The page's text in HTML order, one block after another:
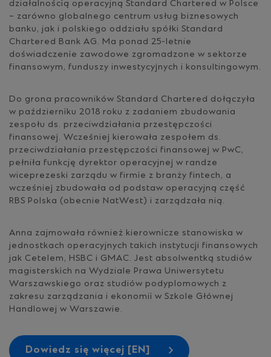
działalnością operacyjną Standard Chartered w Polsce
– zarówno globalnego centrum usług biznesowych
banku, jak i polskiego oddziału spółki Standard
Chartered Bank AG. Ma ponad 25-letnie
doświadczenie zawodowe zgromadzone w sektorze
finansowym, funduszy inwestycyjnych i konsultingowym.
Do grona pracowników Standard Chartered dołączyła
w październiku 2018 roku z zadaniem zbudowania
zespołu ds. przeciwdziałania przestępczości
finansowej. Wcześniej kierowała zespołem ds.
przeciwdziałania przestępczości finansowej w PwC,
pełniła funkcję dyrektor operacyjnej w randze
wiceprezeski zarządu w firmie z branży fintech, a
wcześniej zbudowała od podstaw operacyjną część
RBS Polska (obecnie NatWest) i zarządzała nią.
Anna zajmowała również kierownicze stanowiska w
jednostkach operacyjnych takich instytucji finansowych
jak Cetelem, HSBC i GMAC. Jest absolwentką studiów
magisterskich na Wydziale Prawa Uniwersytetu
Warszawskiego oraz studiów podyplomowych z
zakresu zarządzania i ekonomii w Szkole Głównej
Handlowej w Warszawie.
Dowiedz się więcej [EN]